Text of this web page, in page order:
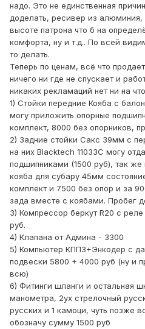
надо. Это не единственная
доделать, ресивер из алюминия,
высоте патрона что б на
комфорта, ну и т.д.. По всей
то делать.
Теперь по ценам, всё что
ничего ни где не спускает и
никаких рекламаций нет ни на
1) Стойки передние Кояба с
могу приложить опорные
комплект, 8000 без опорников,
2) Задние стойки Сакс 39мм с
на них Blacktech 11033C могу
подшипниками (1500 руб), так же
кояба для субару 45мм
комплект и 7500 без опор и за
зада вместе с коябами. Пробег
3) Компрессор беркут R20 с
руб.
4) Клапана от Админа - 3300
5) Компьютер КПП3+Энкодер с
подвески 5800 + 4000 руб (ну и
всю)
6) Фитинги шланги и остальная
манометра, 2ух стрелочный
русских и 1 камоци, чуть позже
обозначу сумму 1500 руб